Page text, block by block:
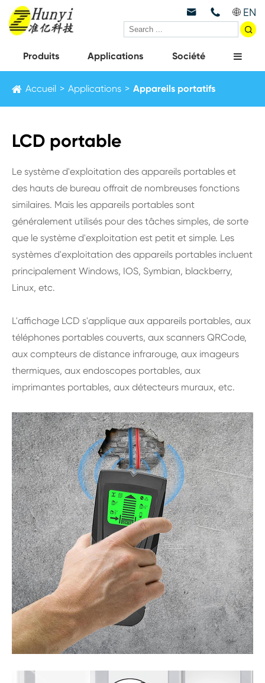
  EN

Produits Applications Société
Accueil Applications Appareils portatifs
LCD portable
Le système d'exploitation des appareils portables et
des hauts de bureau offrait de nombreuses fonctions
similaires. Mais les appareils portables sont
généralement utilisés pour des tâches simples, de sorte
que le système d'exploitation est petit et simple. Les
systèmes d'exploitation des appareils portables incluent
principalement Windows, IOS, Symbian, blackberry,
Linux, etc.
L'affichage LCD s'applique aux appareils portables, aux
téléphones portables couverts, aux scanners QRCode,
aux compteurs de distance infrarouge, aux imageurs
thermiques, aux endoscopes portables, aux
imprimantes portables, aux détecteurs muraux, etc.